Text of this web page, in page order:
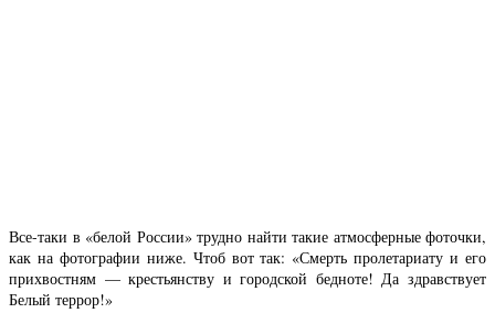
Все-таки в «белой России» трудно найти такие атмосферные фоточки,
как на фотографии ниже. Чтоб вот так: «Смерть пролетариату и его
прихвостням — крестьянству и городской бедноте! Да здравствует
Белый террор!»